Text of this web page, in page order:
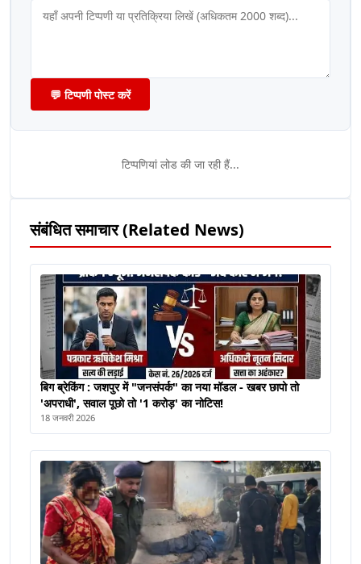
💬 टिप्पणी पोस्ट करें
टिप्पणियां लोड की जा रही हैं...
संबंधित समाचार (Related News)
बिग ब्रेकिंग : जशपुर में "जनसंपर्क" का नया मॉडल - खबर छापो तो
'अपराधी', सवाल पूछो तो '1 करोड़' का नोटिस!
18 जनवरी 2026